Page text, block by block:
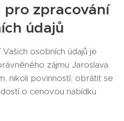
pro zpracování
údajů
osobních údajů je
zájmu Jaroslava
nikoli povinností, obrátit se
o cenovou nabídku